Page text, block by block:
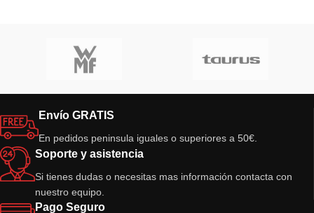
Envío GRATIS
En pedidos peninsula iguales o superiores a 50€.
Soporte y asistencia
Si tienes dudas o necesitas mas información contacta con
nuestro equipo.
Pago Seguro